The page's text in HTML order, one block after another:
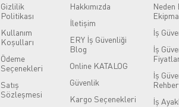
Gizlilik
Politikası
Kullanım
Koşulları
Ödeme
Seçenekleri
Satış
Sözleşmesi
Hakkımızda
İletişim
ERY İş Güvenliği
Blog
Online KATALOG
Güvenlik
Kargo Seçenekleri
Neden
İş
İş
İş
İş